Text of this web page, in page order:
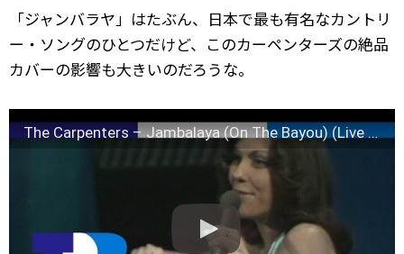
「ジャンバラヤ」はたぶん、日本で最も有名なカントリ
ー・ソングのひとつだけど、このカーペンターズの絶品
カバーの影響も大きいのだろうな。
The Carpenters – Jambalaya (On The Bayou) (Live in 1974) • TopPop